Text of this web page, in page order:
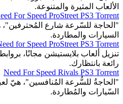
الألعاب المثيرة والمتنوعة.
For Speed ProStreet PS3 Torrent
"الحاجة للسّرعة شارع
السيارات والمطاردة.
for Speed ProStreet PS3 Torrent
تنزيل ألعاب بلايستيشن مجانًا،
رائعة بانتظارك.
Need For Speed Rivals PS3 Torrent
"الحاجةُ للسُّرعة المُنافسين"، هيّ
السّيارات والمُطاردة.